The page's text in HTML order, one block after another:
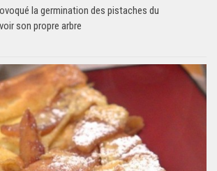
la germination des pistaches du
son propre arbre